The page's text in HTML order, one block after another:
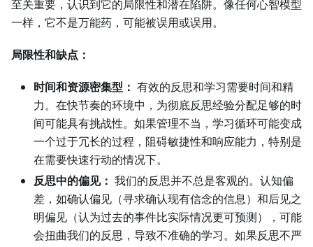
至关重要，认识到它的局限性和潜在陷阱。像任何心智模型
一样，它不是万能药，可能被误用或误用。
局限性和缺点：
时间和资源密集型： 有效的反思和学习需要时间和精
力。在快节奏的环境中，为彻底反思经验分配足够的时
间可能具有挑战性。如果管理不当，学习循环可能变成
一个过于冗长的过程，阻碍敏捷性和响应能力，特别是
在需要快速行动的情况下。
反思中的偏见： 我们的反思并不总是客观的。认知偏
差，如确认偏见（寻求确认现有信念的信息）和后见之
明偏见（认为过去的事件比实际情况更可预测），可能
会扭曲我们的反思，导致不准确的学习。如果反思不严